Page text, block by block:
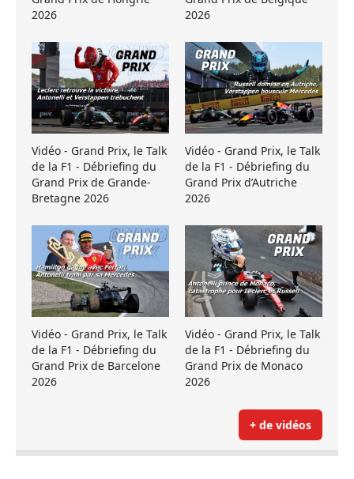
2026
2026
Vidéo - Grand Prix, le Talk
de la F1 - Débriefing du
Grand Prix de Grande-
Bretagne 2026
Vidéo - Grand Prix, le Talk
de la F1 - Débriefing du
Grand Prix d’Autriche
2026
Vidéo - Grand Prix, le Talk
de la F1 - Débriefing du
Grand Prix de Barcelone
2026
Vidéo - Grand Prix, le Talk
de la F1 - Débriefing du
Grand Prix de Monaco
2026
+ de vidéos